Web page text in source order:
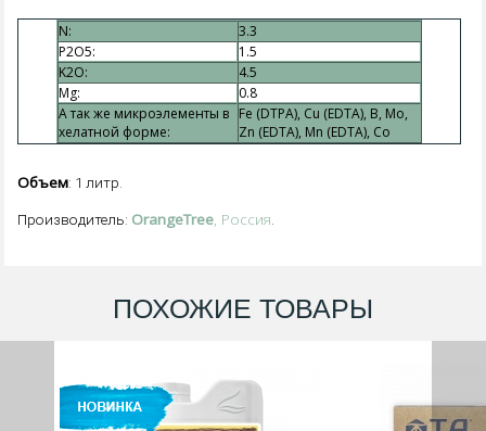
N:
3.3
P2O5:
1.5
K2O:
4.5
Mg:
0.8
А так же микроэлементы в
хелатной форме:
Fe (DTPA), Cu (EDTA), B, Mo,
Zn (EDTA), Mn (EDTA), Co
Объем: 1 литр.
Производитель: OrangeTree, Россия
ПОХОЖИЕ ТОВАРЫ